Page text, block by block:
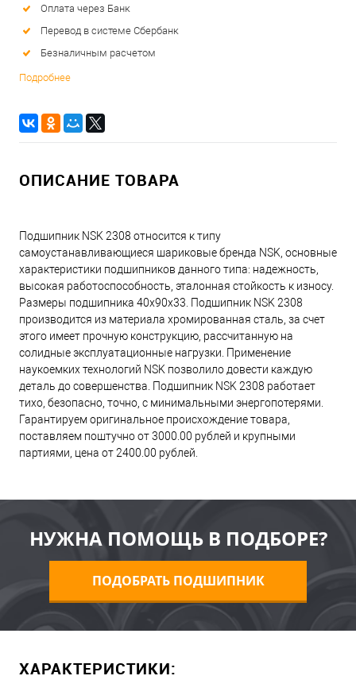
Оплата через Банк
Перевод в системе Сбербанк
Безналичным расчетом
Подробнее
ОПИСАНИЕ ТОВАРА
Подшипник NSK 2308 относится к типу
самоустанавливающиеся шариковые бренда NSK, основные
характеристики подшипников данного типа: надежность,
высокая работоспособность, эталонная стойкость к износу.
Размеры подшипника 40x90x33. Подшипник NSK 2308
производится из материала хромированная сталь, за счет
этого имеет прочную конструкцию, рассчитанную на
солидные эксплуатационные нагрузки. Применение
наукоемких технологий NSK позволило довести каждую
деталь до совершенства. Подшипник NSK 2308 работает
тихо, безопасно, точно, с минимальными энергопотерями.
Гарантируем оригинальное происхождение товара,
поставляем поштучно от 3000.00 рублей и крупными
партиями, цена от 2400.00 рублей.
НУЖНА ПОМОЩЬ В ПОДБОРЕ?
ПОДОБРАТЬ ПОДШИПНИК
ХАРАКТЕРИСТИКИ: